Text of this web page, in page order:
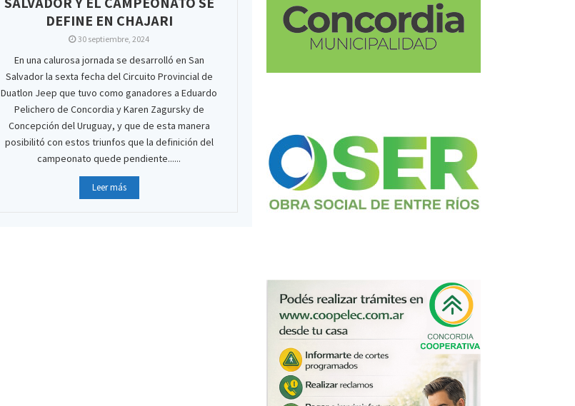
DEFINE EN CHAJARI
30 septiembre, 2024
En una calurosa jornada se desarrolló en San
Salvador la sexta fecha del Circuito Provincial de
Duatlon Jeep que tuvo como ganadores a Eduardo
Pelichero de Concordia y Karen Zagursky de
Concepción del Uruguay, y que de esta manera
posibilitó con estos triunfos que la definición del
campeonato quede pendiente......
Leer más